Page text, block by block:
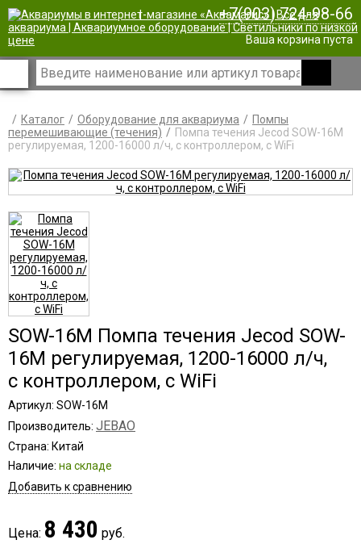
| +7(903) 724-98-66
Ваша корзина пуста
Каталог Оборудование для аквариума
Помпы
перемешивающие (течения)
Помпа течения Jecod SOW-16M
регулируемая, 1200-16000 л/ч, с контроллером, с WiFi
SOW-16M Помпа течения Jecod SOW-
16M регулируемая, 1200-16000 л/ч,
с контроллером, с WiFi
Артикул: SOW-16M
Производитель: JEBAO
Страна: Китай
Наличие: на складе
Добавить к сравнению
Цена: 8 430 руб.